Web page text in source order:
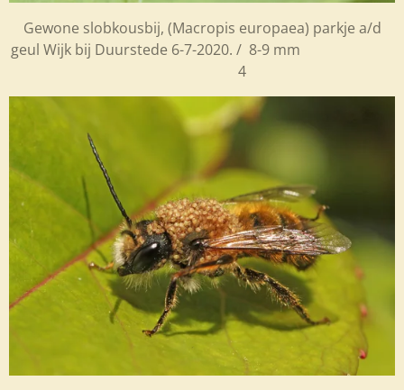
Gewone slobkousbij, (Macropis europaea) parkje a/d
geul Wijk bij Duurstede 6-7-2020. / 8-9 mm
4